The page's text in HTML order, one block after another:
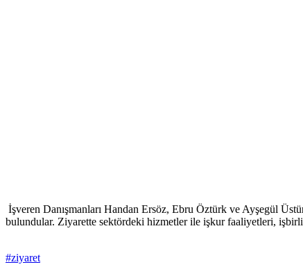
İşveren Danışmanları Handan Ersöz, Ebru Öztürk ve Ayşegül
bulundular. Ziyarette sektördeki hizmetler ile işkur faaliyetleri,
#ziyaret